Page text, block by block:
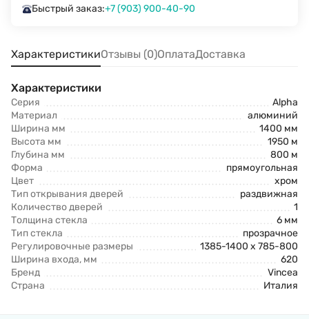
Быстрый заказ:+7 (903) 900-40-90
ХарактеристикиОтзывы (0)ОплатаДоставка
Характеристики
Серия
Alpha
Материал
алюминий
Ширина мм
1400 мм
Высота мм
1950 м
Глубина мм
800 м
Форма
прямоугольная
Цвет
хром
Тип открывания дверей
раздвижная
Количество дверей
1
Толщина стекла
6 мм
Тип стекла
прозрачное
Регулировочные размеры
1385-1400 x 785-800
Ширина входа, мм
620
Бренд
Vincea
Страна
Италия